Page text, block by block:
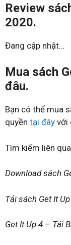
Review
2020.
Đang cập nhật…
Mua sách
đâu.
Bạn có thể mua
quyền tại đây với
Tìm kiếm liên
Download sách
Tải sách Get It
Get It Up 4 – Tái